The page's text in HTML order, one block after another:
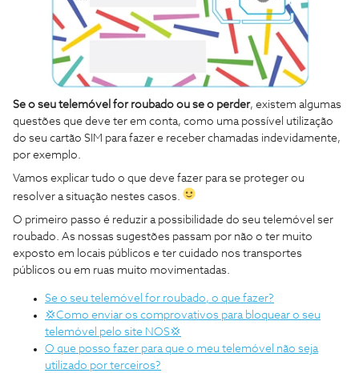
Se o seu telemóvel for roubado ou se o perder, existem algumas
questões que deve ter em conta, como uma possível utilização
do seu cartão SIM para fazer e receber chamadas indevidamente,
por exemplo.
Vamos explicar tudo o que deve fazer para se proteger ou
resolver a situação nestes casos.
O primeiro passo é reduzir a possibilidade do seu telemóvel ser
roubado. As nossas sugestões passam por não o ter muito
exposto em locais públicos e ter cuidado nos transportes
públicos ou em ruas muito movimentadas.
Se o seu telemóvel for roubado, o que fazer?
💢Como enviar os comprovativos para bloquear o seu
telemóvel pelo site NOS💢
O que posso fazer para que o meu telemóvel não seja
utilizado por terceiros?